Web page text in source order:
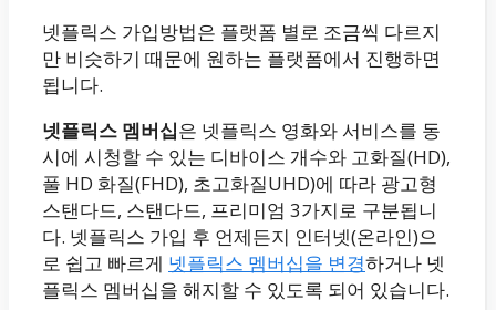
넷플릭스 가입방법은 플랫폼 별로 조금씩 다르지
만 비슷하기 때문에 원하는 플랫폼에서 진행하면
됩니다.
넷플릭스 멤버십은 넷플릭스 영화와 서비스를 동
시에 시청할 수 있는 디바이스 개수와 고화질(HD),
풀 HD 화질(FHD), 초고화질UHD)에 따라 광고형
스탠다드, 스탠다드, 프리미엄 3가지로 구분됩니
다. 넷플릭스 가입 후 언제든지 인터넷(온라인)으
로 쉽고 빠르게 넷플릭스 멤버십을 변경하거나 넷
플릭스 멤버십을 해지할 수 있도록 되어 있습니다.